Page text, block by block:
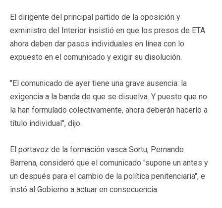
El dirigente del principal partido de la oposición y
exministro del Interior insistió en que los presos de ETA
ahora deben dar pasos individuales en línea con lo
expuesto en el comunicado y exigir su disolución.
"El comunicado de ayer tiene una grave ausencia: la
exigencia a la banda de que se disuelva. Y puesto que no
la han formulado colectivamente, ahora deberán hacerlo a
título individual", dijo.
El portavoz de la formación vasca Sortu, Pernando
Barrena, consideró que el comunicado "supone un antes y
un después para el cambio de la política penitenciaria", e
instó al Gobierno a actuar en consecuencia.